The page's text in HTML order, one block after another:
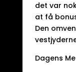
det var
at få
Den
Dagens